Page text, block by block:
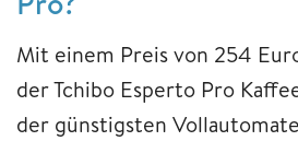
Mit einem Preis von 254
der Tchibo Esperto Pro
der günstigsten